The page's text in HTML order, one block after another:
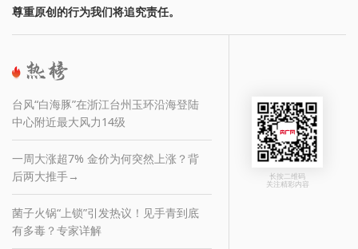
尊重原创的行为我们将追究责任。
台风“白海豚”在浙江台州玉环沿海登陆
中心附近最大风力14级
一周大涨超7% 金价为何突然上涨？背
后两大推手→
菌子火锅“上锁”引发热议！见手青到底
有多毒？专家详解
长按二维码
关注精彩内容